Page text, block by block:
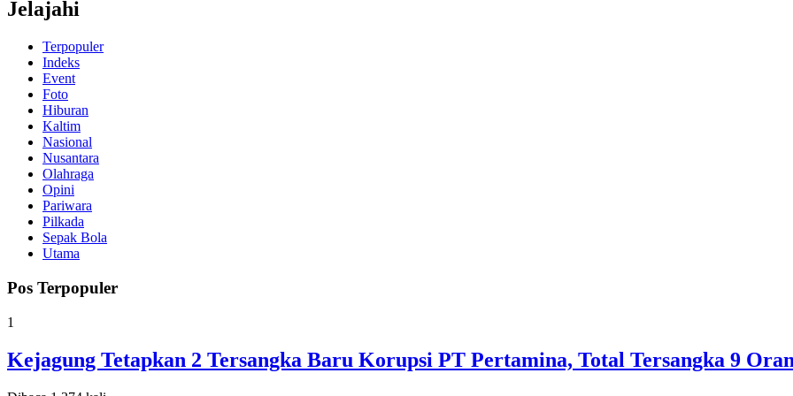
Jelajahi
Terpopuler
Indeks
Event
Foto
Hiburan
Kaltim
Nasional
Nusantara
Olahraga
Opini
Pariwara
Pilkada
Sepak Bola
Utama
Pos Terpopuler
1
Kejagung Tetapkan 2 Tersangka Baru Korupsi PT Pertamina, Total Tersangka 9